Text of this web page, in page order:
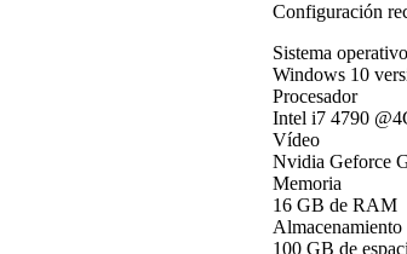
Configuración
Sistema operativo
Windows 10
Procesador
Intel i7 4790
Vídeo
Nvidia Geforce
Memoria
16 GB de RAM
Almacenamiento
100 GB de